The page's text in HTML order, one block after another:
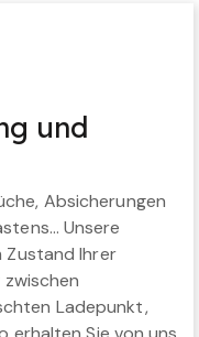
und
Absicherungen
Unsere
Zustand Ihrer
Ladepunkt,